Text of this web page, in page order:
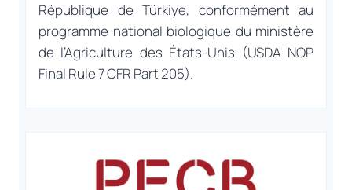
République de Türkiye, conformément au
programme national biologique du ministère
de l’Agriculture des États-Unis (USDA NOP
Final Rule 7 CFR Part 205).